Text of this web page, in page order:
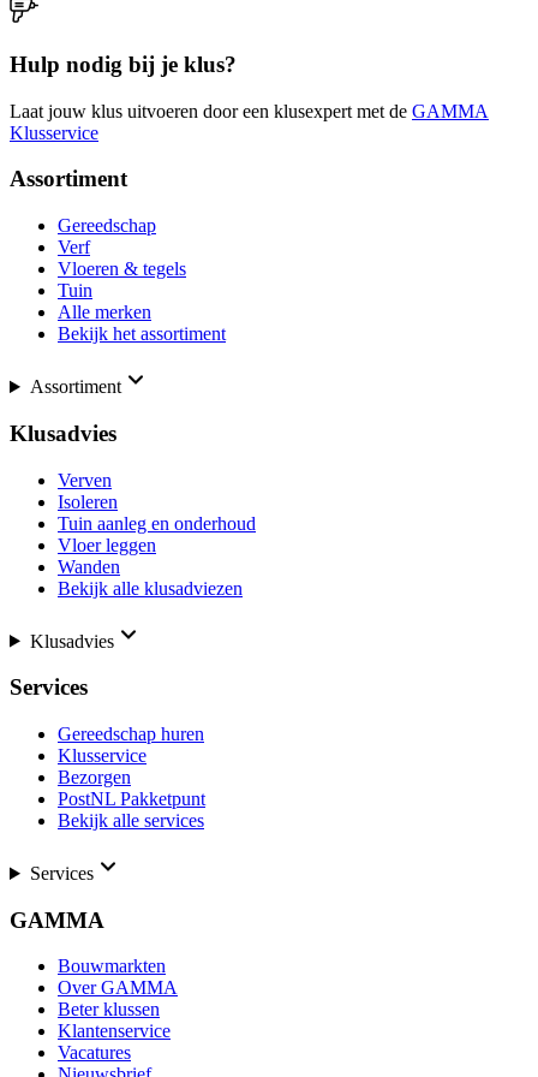
Hulp nodig bij je klus?
Laat jouw klus uitvoeren door een klusexpert met de GAMMA
Klusservice
Assortiment
Gereedschap
Verf
Vloeren & tegels
Tuin
Alle merken
Bekijk het assortiment
Assortiment
Klusadvies
Verven
Isoleren
Tuin aanleg en onderhoud
Vloer leggen
Wanden
Bekijk alle klusadviezen
Klusadvies
Services
Gereedschap huren
Klusservice
Bezorgen
PostNL Pakketpunt
Bekijk alle services
Services
GAMMA
Bouwmarkten
Over GAMMA
Beter klussen
Klantenservice
Vacatures